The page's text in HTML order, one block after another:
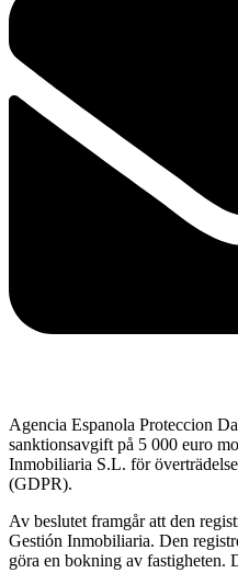
Agencia Espanola Proteccion
sanktionsavgift på 5 000 euro
Inmobiliaria S.L. för
(GDPR).
Av beslutet framgår att den
Gestión Inmobiliaria. Den
göra en bokning av fastigheten.